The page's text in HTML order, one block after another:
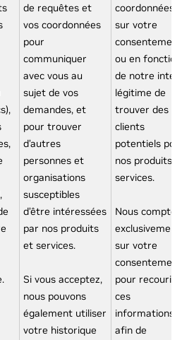
de requêtes et
vos coordonnées
pour
communiquer
avec vous au
sujet de vos
demandes, et
pour trouver
d’autres
personnes et
organisations
susceptibles
d’être intéressées
par nos produits
et services.
Si vous acceptez,
nous pouvons
également utiliser
votre historique
coordonnées
sur votre
consentement
ou en fonction
de notre
légitime de
trouver des
clients
potentiels
nos produits
services.
Nous
exclusivement
sur votre
consentement
pour recourir
ces
informations
afin de